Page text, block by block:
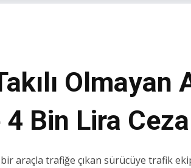
Olmayan
Bin Lira Ceza
araçla trafiğe çıkan sürücüye trafik